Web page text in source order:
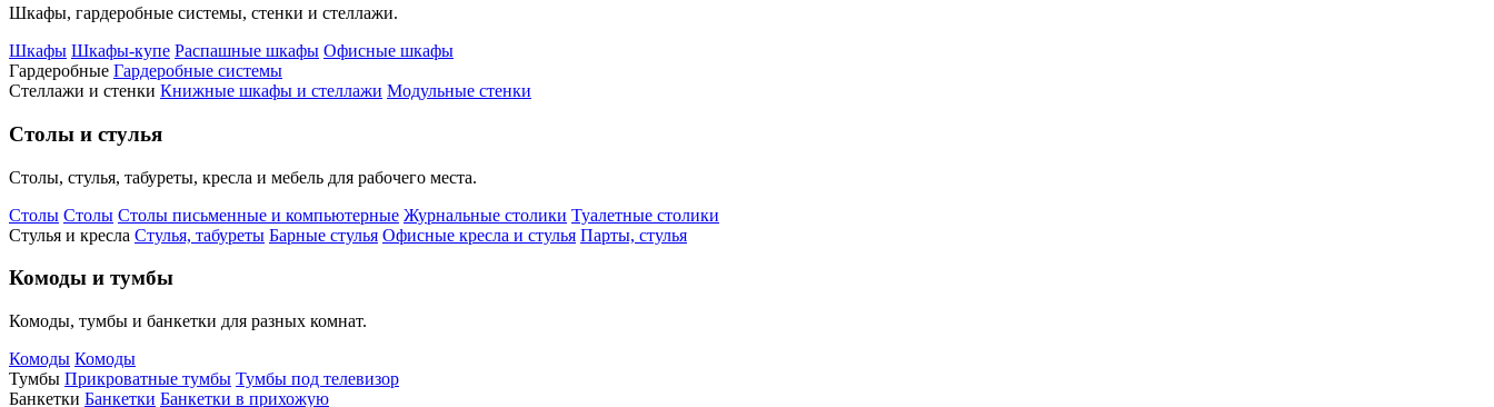
Шкафы, гардеробные системы, стенки и стеллажи.
Шкафы Шкафы-купе Распашные шкафы Офисные шкафы
Гардеробные Гардеробные системы
Стеллажи и стенки Книжные шкафы и стеллажи Модульные стенки
Столы и стулья
Столы, стулья, табуреты, кресла и мебель для рабочего места.
Столы Столы Столы письменные и компьютерные Журнальные столики Туалетные столики
Стулья и кресла Стулья, табуреты Барные стулья Офисные кресла и стулья Парты, стулья
Комоды и тумбы
Комоды, тумбы и банкетки для разных комнат.
Комоды Комоды
Тумбы Прикроватные тумбы Тумбы под телевизор
Банкетки Банкетки Банкетки в прихожую